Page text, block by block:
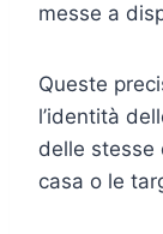
messe a
Queste
l’identità
delle stesse
casa o le